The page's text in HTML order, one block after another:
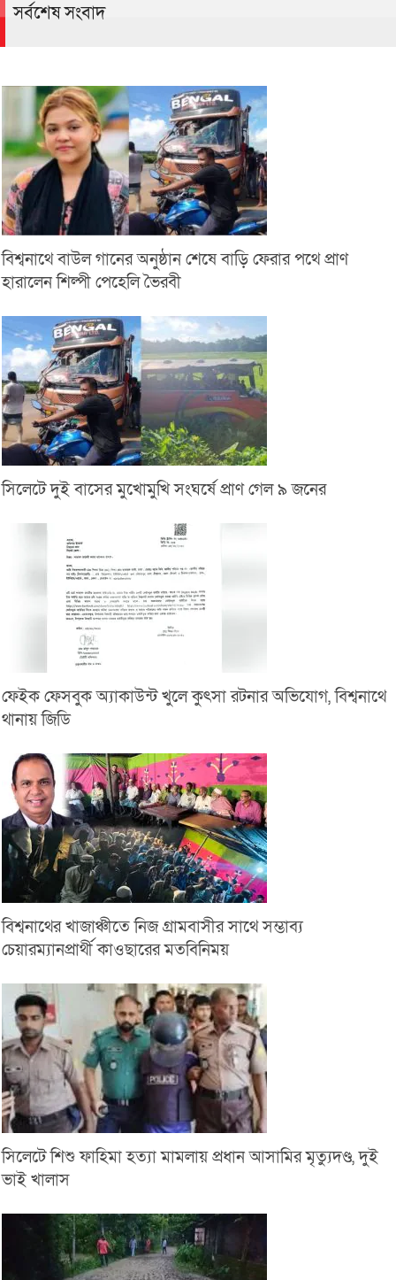
সর্বশেষ সংবাদ
বিশ্বনাথে বাউল গানের অনুষ্ঠান শেষে বাড়ি ফেরার পথে প্রাণ
হারালেন শিল্পী পেহেলি ভৈরবী
সিলেটে দুই বাসের মুখোমুখি সংঘর্ষে প্রাণ গেল ৯ জনের
ফেইক ফেসবুক অ্যাকাউন্ট খুলে কুৎসা রটনার অভিযোগ, বিশ্বনাথে
থানায় জিডি
বিশ্বনাথের খাজাঞ্চীতে নিজ গ্রামবাসীর সাথে সম্ভাব্য
চেয়ারম্যানপ্রার্থী কাওছারের মতবিনিময়
সিলেটে শিশু ফাহিমা হত্যা মামলায় প্রধান আসামির মৃত্যুদণ্ড, দুই
ভাই খালাস